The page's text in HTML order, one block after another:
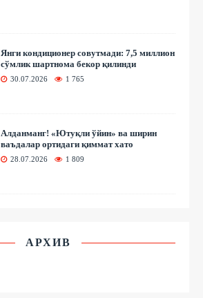
Янги кондиционер совутмади: 7,5 миллион
сўмлик шартнома бекор қилинди
30.07.2026 1 765
Алданманг! «Ютуқли ўйин» ва ширин
ваъдалар ортидаги қиммат хато
28.07.2026 1 809
АРХИВ